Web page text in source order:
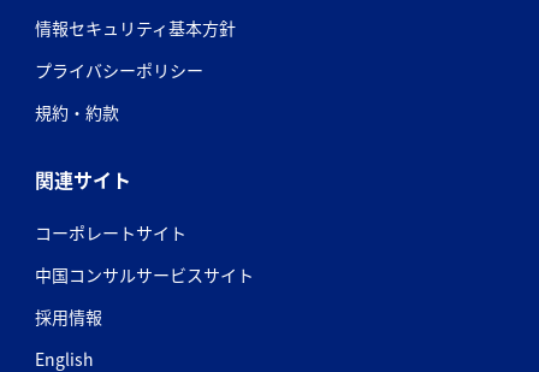
情報セキュリティ基本方針
プライバシーポリシー
規約・約款
関連サイト
コーポレートサイト
中国コンサルサービスサイト
採用情報
English